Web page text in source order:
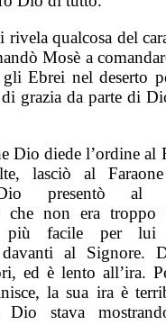
rivela qualcosa del
Mosè a
gli Ebrei nel deserto
grazia da parte di
Dio diede l’ordine al
lasciò al
Dio presentò al
che non era troppo
più facile per lui
davanti al Signore.
ed è lento all’ira.
la sua ira è
Dio stava